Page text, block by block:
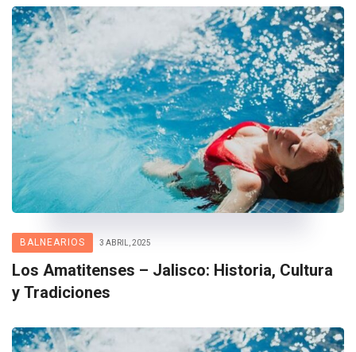
BALNEARIOS 3 ABRIL, 2025
Los Amatitenses – Jalisco: Historia, Cultura
y Tradiciones